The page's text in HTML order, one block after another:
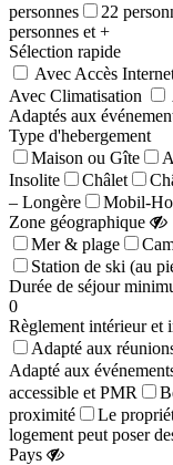
personnes
22
personnes et +
Sélection rapide
Avec Accès
Avec Climatisation
Adaptés aux
Type d'hebergement
Maison ou Gîte
Insolite
Châlet
– Longère
Mobil-
Zone géographique
Mer & plage
Station de ski (au
Durée de séjour
0
Règlement intérieur et
Adapté aux
Adapté aux
accessible et PMR
proximité
Le
logement peut poser
Pays